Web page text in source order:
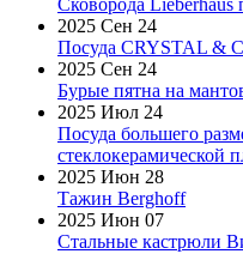
Сковорода
2025 Сен 24
Посуда CRYSTAL &
2025 Сен 24
Бурые пятна на
2025 Июл 24
Посуда большего
стеклокерамической
2025 Июн 28
Тажин Berghoff
2025 Июн 07
Стальные кастрюли